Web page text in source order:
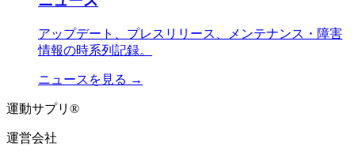
アップデート、プレスリリース、メンテナンス・障害
情報の時系列記録。
ニュースを見る →
運動サプリ ®
運営会社